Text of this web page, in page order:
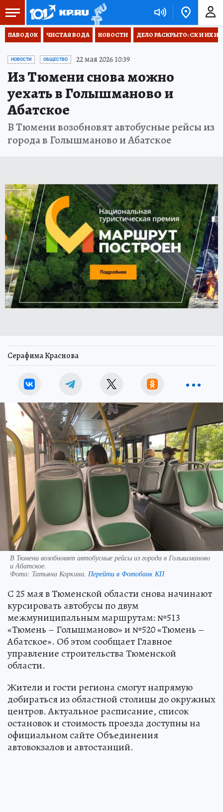
ПАВОДОК ЧИСТАЯ ВОДА НОВОСТИ ДЕЛО РАСКРЫТО: СК И ИХ
НОВОСТИ ОБЩЕСТВО 22 мая 2026 10:39
Из Тюмени снова можно
уехать в Голышманово и
Абатское
В Тюмени возобновят автобусные рейсы из
города в Голышманово и Абатское
Серафима Краснова
В Тюмени возобновят автобусные рейсы из города в Голышманово
и Абатское.
Фото: Татьяна Коркина. Перейти в Фотобанк КП
С 25 мая в Тюменской области снова начинают
курсировать автобусы по двум
межмуниципальным маршрутам: №513
«Тюмень – Голышманово» и №520 «Тюмень –
Абатское». Об этом сообщает Главное
управление строительства Тюменской
области.
Жители и гости региона смогут напрямую
добираться из областной столицы до окружных
центров. Актуальное расписание, список
остановок и стоимость проезда доступны на
официальном сайте Объединения
автовокзалов и автостанций.